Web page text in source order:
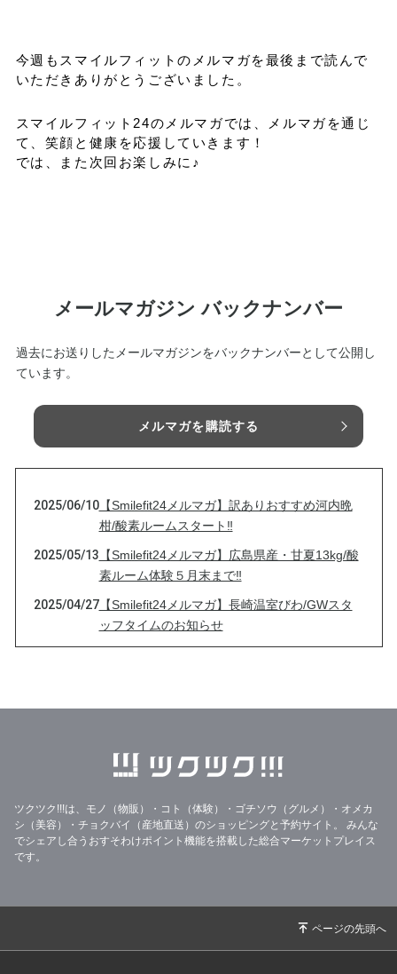
今週もスマイルフィットのメルマガを最後まで読んで
いただきありがとうございました。
スマイルフィット24のメルマガでは、メルマガを通じ
て、笑顔と健康を応援していきます！
では、また次回お楽しみに♪
メールマガジン バックナンバー
過去にお送りしたメールマガジンをバックナンバーとして公開し
ています。
メルマガを購読する
2025/06/10【Smilefit24メルマガ】訳ありおすすめ河内晩
柑/酸素ルームスタート‼
2025/05/13 【Smilefit24メルマガ】広島県産・甘夏13kg/酸
素ルーム体験５月末まで‼
2025/04/27【Smilefit24メルマガ】長崎温室びわ/GWスタ
ッフタイムのお知らせ
【Smilefit24メルマガ】沖縄糸満産パッション
フルーツ / 酸素ルーム体験キャンペーン開催
2025/03/18 【Smilefit24メルマガ】訳あり 紅はっさく15k
g / 酸素ルーム体験キャンペーン開催
2025/03/11
2025/02/25【Smilefit24メルマガ】 わけあり 由栗いも /
2025/02/18【Smilefit24メルマガ】 わけあり はっさく /
ツクツク!!!は、モノ（物販）・コト（体験）・ゴチソウ（グルメ）・オメカ
シ（美容）・チョクバイ（産地直送）のショッピングと予約サイト。
みんな
でシェアし合うおすそわけポイント機能を搭載した総合マーケットプレイス
です。